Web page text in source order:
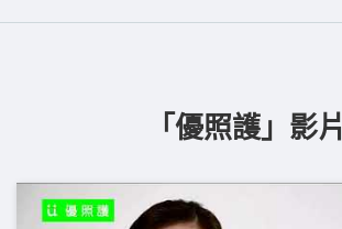
「優照護」影片